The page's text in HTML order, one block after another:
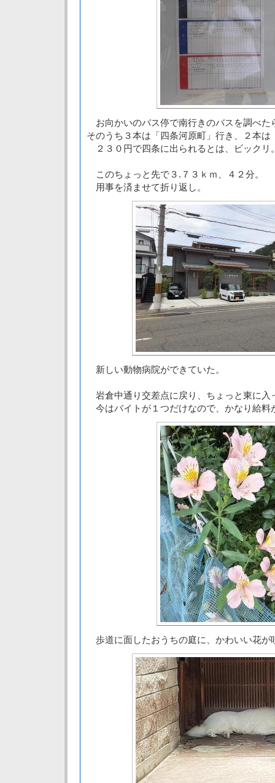
お向かいのバス停で南行きのバスを調べた
そのうち３本は「四条河原町」行き、２本は
２３０円で四条に出られるとは、ビックリ
このちょっと先で３.７３ｋｍ、４２分。
用事を済ませて折り返し。
新しい動物病院ができていた。
岩倉中通り交差点に戻り、ちょっと東に入
今はバイトが１つだけなので、かなり給料
歩道に面したおうちの庭に、かわいい花が